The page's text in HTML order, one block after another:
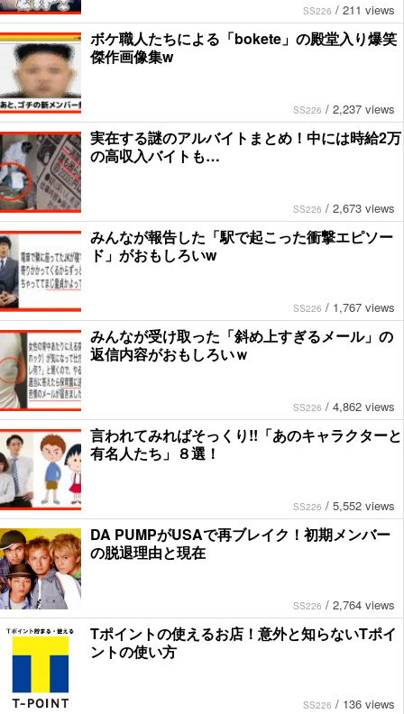
SS226 / 211 views
ボケ職人たちによる「bokete」の殿堂入り爆笑
傑作画像集w
SS226 / 2,237 views
実在する謎のアルバイトまとめ！中には時給2万
の高収入バイトも…
SS226 / 2,673 views
みんなが報告した「駅で起こった衝撃エピソー
ド」がおもしろいw
SS226 / 1,767 views
みんなが受け取った「斜め上すぎるメール」の
返信内容がおもしろいｗ
SS226 / 4,862 views
言われてみればそっくり!!「あのキャラクターと
有名人たち」８選！
SS226 / 5,552 views
DA PUMPがUSAで再ブレイク！初期メンバー
の脱退理由と現在
SS226 / 2,764 views
Tポイントの使えるお店！意外と知らないTポイ
ントの使い方
SS226 / 136 views